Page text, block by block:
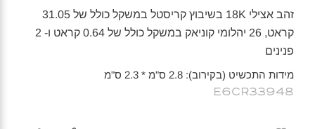
זהב אצילי 18K בשיבוץ קריסטל במשקל כולל של 31.05
קראט, 26 יהלומי קוניאק במשקל כולל של 0.64 קראט ו- 2
פנינים
מידות התכשיט (בקירוב): 2.8 ס"מ * 2.3 ס"מ
E6CR33948